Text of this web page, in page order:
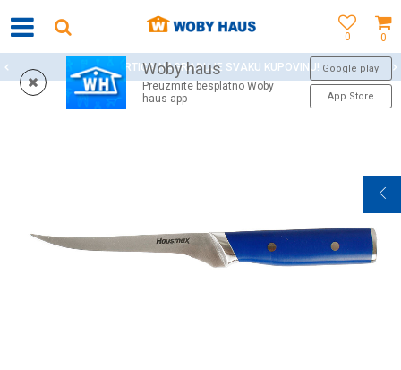
0
0
Woby haus
Preuzmite besplatno Woby
haus app
Google play
App Store
WOBY KARTICA NAGRAĐUJE SVAKU KUPOVINU!